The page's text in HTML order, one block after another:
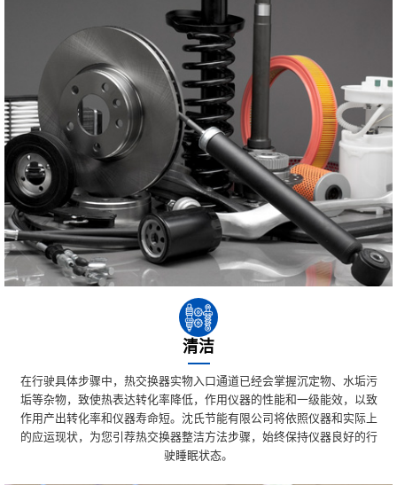
清洁
在行驶具体步骤中，热交换器实物入口通道已经会掌握沉定物、水垢污
垢等杂物，致使热表达转化率降低，作用仪器的性能和一级能效，以致
作用产出转化率和仪器寿命短。沈氏节能有限公司将依照仪器和实际上
的应运现状，为您引荐热交换器整洁方法步骤，始终保持仪器良好的行
驶睡眠状态。